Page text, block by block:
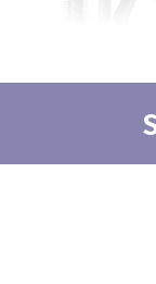
ヘアードライヤ